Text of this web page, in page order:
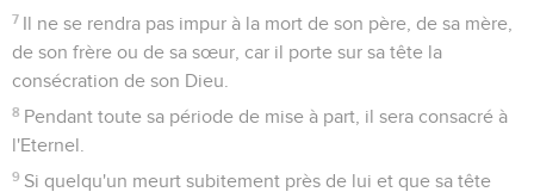
7 Il ne se rendra pas impur à la mort de son père, de sa mère,
de son frère ou de sa sœur, car il porte sur sa tête la
consécration de son Dieu.
8 Pendant toute sa période de mise à part, il sera consacré à
l'Eternel.
9 Si quelqu'un meurt subitement près de lui et que sa tête